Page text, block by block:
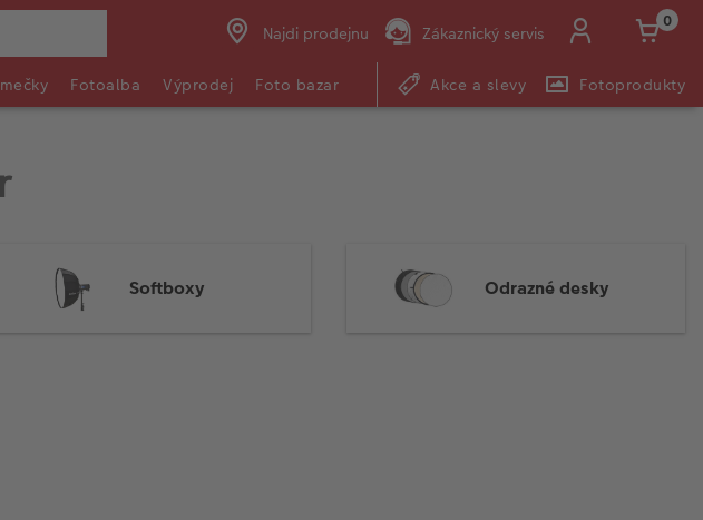
Najdi prodejnu Zákaznický servis
0
Fotoalba Výprodej Foto bazar Akce a slevy Fotoprodukty
Softboxy Odrazné desky